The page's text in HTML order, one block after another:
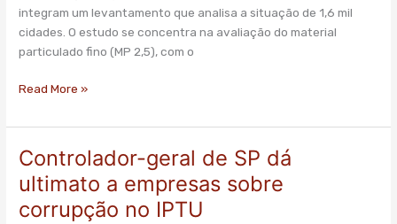
integram um levantamento que analisa a situação de 1,6 mil
cidades. O estudo se concentra na avaliação do material
particulado fino (MP 2,5), com o
vezes
do
que
Read More »
Controlador-geral de SP dá
ultimato a empresas sobre
corrupção no IPTU
Controlador-
geral
de
SP